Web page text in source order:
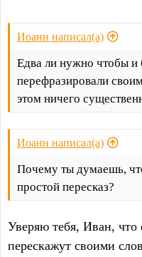
Иоанн написал(а)
Едва ли нужно чтобы и
перефразировали
этом ничего
Иоанн написал(а)
Почему ты думаешь,
простой пересказ?
Уверяю тебя, Иван,
перескажут своими